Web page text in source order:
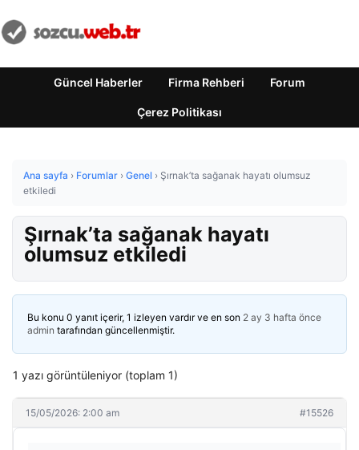
Güncel Haberler Firma Rehberi Forum
Çerez Politikası
Ana sayfa › Forumlar › Genel › Şırnak’ta sağanak hayatı olumsuz
etkiledi
Şırnak’ta sağanak hayatı
olumsuz etkiledi
Bu konu 0 yanıt içerir, 1 izleyen vardır ve en son 2 ay 3 hafta önce
admin tarafından güncellenmiştir.
1 yazı görüntüleniyor (toplam 1)
15/05/2026: 2:00 am #15526